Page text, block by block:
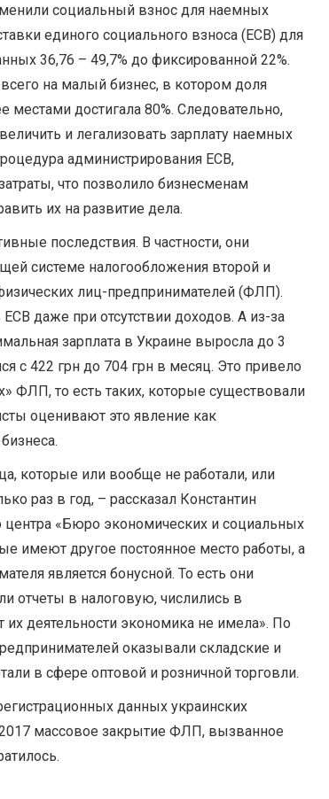
социальный взнос для наемных
единого социального взноса (ЕСВ) для
36,76 – 49,7% до фиксированной 22%.
на малый бизнес, в котором доля
местами достигала 80%. Следовательно,
и легализовать зарплату наемных
администрирования ЕСВ,
что позволило бизнесменам
их на развитие дела.
последствия. В частности, они
системе налогообложения второй и
лиц-предпринимателей (ФЛП).
даже при отсутствии доходов. А из-за
зарплата в Украине выросла до 3
с 422 грн до 704 грн в месяц. Это привело
ФЛП, то есть таких, которые существовали
оценивают это явление как
которые или вообще не работали, или
раз в год, – рассказал Константин
центра «Бюро экономических и социальных
имеют другое постоянное место работы, а
является бонусной. То есть они
отчеты в налоговую, числились в
их деятельности экономика не имела». По
оказывали складские и
в сфере оптовой и розничной торговли.
данных украинских
массовое закрытие ФЛП, вызванное